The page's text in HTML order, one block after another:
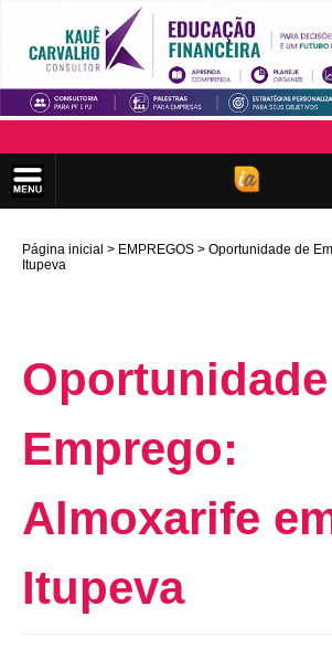
Página inicial EMPREGOS
Oportunidade de
Itupeva
Emprego:
Almoxarife
Itupeva